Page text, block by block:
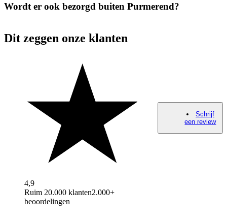
Wordt er ook bezorgd buiten Purmerend?
Dit zeggen onze klanten
4,9
Ruim 20.000 klanten2.000+
beoordelingen
Schrijf
een review